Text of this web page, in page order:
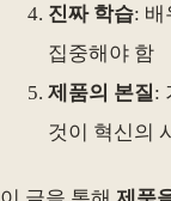
진짜 학습: 배
집중해야 함
제품의 본질:
것이 혁신의